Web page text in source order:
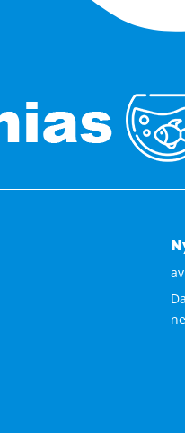
av